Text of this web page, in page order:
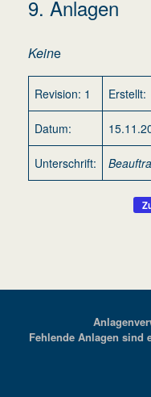
9. Anlagen
Keine
Revision: 1 Erstellt:
Datum:
Unterschrift:
Fehlende Anlagen sind